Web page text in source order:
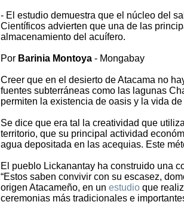
- El estudio demuestra que el núcleo del
Científicos advierten que una de las
almacenamiento del acuífero.
Por Barinia Montoya - Mongabay
Creer que en el desierto de Atacama no
fuentes subterráneas como las lagunas
permiten la existencia de oasis y la vida
Se dice que era tal la creatividad que
territorio, que su principal actividad
agua depositada en las acequias. Este
El pueblo Lickanantay ha construido una
“Estos saben convivir con su escasez,
origen Atacameño, en un estudio que
ceremonias más tradicionales e